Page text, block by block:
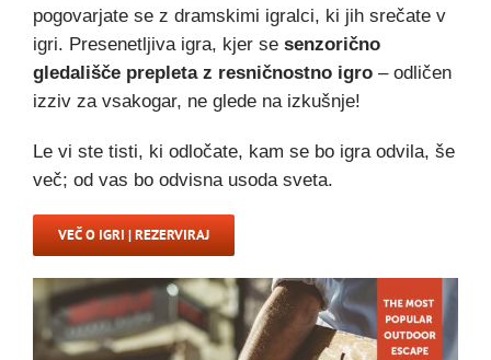
pogovarjate se z dramskimi igralci, ki jih srečate v
igri. Presenetljiva igra, kjer se senzorično
gledališče prepleta z resničnostno igro – odličen
izziv za vsakogar, ne glede na izkušnje!
Le vi ste tisti, ki odločate, kam se bo igra odvila, še
več; od vas bo odvisna usoda sveta.
VEČ O IGRI | REZERVIRAJ